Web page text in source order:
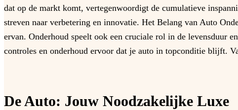
dat op de markt komt, vertegenwoordigt de cumulatieve
streven naar verbetering en innovatie. Het Belang van Auto
ervan. Onderhoud speelt ook een cruciale rol in de levensduur
controles en onderhoud ervoor dat je auto in topconditie blijft.
De Auto: Jouw Noodzakelijke Luxe